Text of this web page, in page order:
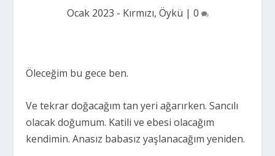
Ocak 2023 - Kırmızı, Öykü | 0
Öleceğim bu gece ben.
Ve tekrar doğacağım tan yeri ağarırken. Sancılı
olacak doğumum. Katili ve ebesi olacağım
kendimin. Anasız babasız yaşlanacağım yeniden.